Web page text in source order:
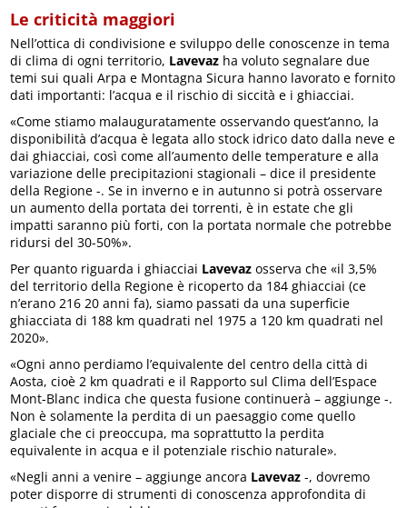
Le criticità maggiori
Nell’ottica di condivisione e sviluppo delle conoscenze in tema
di clima di ogni territorio, Lavevaz ha voluto segnalare due
temi sui quali Arpa e Montagna Sicura hanno lavorato e fornito
dati importanti: l’acqua e il rischio di siccità e i ghiacciai.
«Come stiamo malauguratamente osservando quest’anno, la
disponibilità d’acqua è legata allo stock idrico dato dalla neve e
dai ghiacciai, così come all’aumento delle temperature e alla
variazione delle precipitazioni stagionali – dice il presidente
della Regione -. Se in inverno e in autunno si potrà osservare
un aumento della portata dei torrenti, è in estate che gli
impatti saranno più forti, con la portata normale che potrebbe
ridursi del 30-50%».
Per quanto riguarda i ghiacciai Lavevaz osserva che «il 3,5%
del territorio della Regione è ricoperto da 184 ghiacciai (ce
n’erano 216 20 anni fa), siamo passati da una superficie
ghiacciata di 188 km quadrati nel 1975 a 120 km quadrati nel
2020».
«Ogni anno perdiamo l’equivalente del centro della città di
Aosta, cioè 2 km quadrati e il Rapporto sul Clima dell’Espace
Mont-Blanc indica che questa fusione continuerà – aggiunge -.
Non è solamente la perdita di un paesaggio come quello
glaciale che ci preoccupa, ma soprattutto la perdita
equivalente in acqua e il potenziale rischio naturale».
«Negli anni a venire – aggiunge ancora Lavevaz -, dovremo
poter disporre di strumenti di conoscenza approfondita di